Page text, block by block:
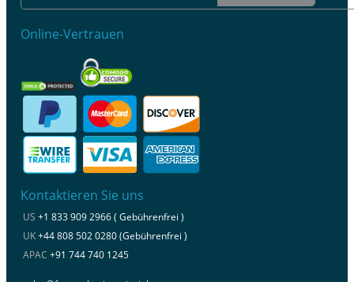
Online-Vertrauen
Kontaktieren Sie uns
US +1 833 909 2966 ( Gebührenfrei )
UK+44 808 502 0280 (Gebührenfrei )
APAC +91 744 740 1245